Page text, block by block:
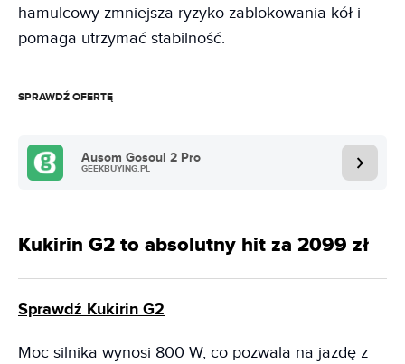
hamulcowy zmniejsza ryzyko zablokowania kół i
pomaga utrzymać stabilność.
SPRAWDŹ OFERTĘ
Ausom Gosoul 2 Pro
GEEKBUYING.PL
Kukirin G2 to absolutny hit za 2099 zł
Sprawdź Kukirin G2
Moc silnika wynosi 800 W, co pozwala na jazdę z